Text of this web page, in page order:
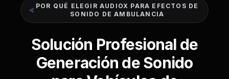
POR QUÉ ELEGIR AUDIOX PARA EFECTOS DE
SONIDO DE AMBULANCIA
Solución Profesional de
Generación de Sonido